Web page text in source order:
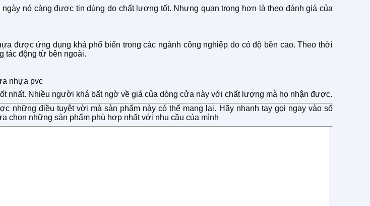
nó càng được tin dùng do chất lượng tốt. Nhưng quan trọng hơn là theo đánh giá của
được ứng dụng khá phổ biến trong các ngành công nghiệp do có độ bền cao. Theo thời
tác động từ bên ngoài.
nhất. Nhiều người khá bất ngờ về giá của dòng cửa này với chất lượng mà họ nhận được.
những điều tuyệt vời mà sản phẩm này có thể mang lại. Hãy nhanh tay gọi ngay vào số
chọn những sản phẩm phù hợp nhất với nhu cầu của mình